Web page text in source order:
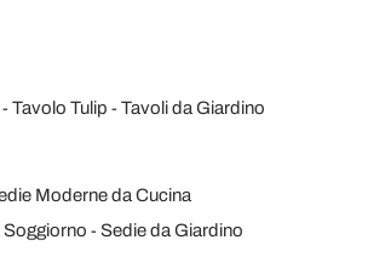
Tavolo Tulip Tavoli da Giardino
Moderne da Cucina
Sedie da Giardino